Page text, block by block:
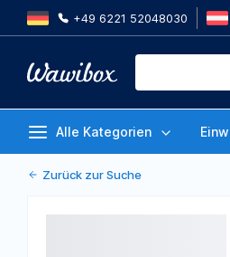
+49 6221 52048030
Alle Kategorien
Von Trollplast
Zurück zur Suche